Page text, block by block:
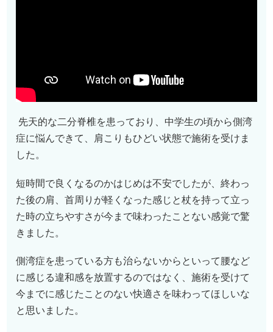
先天的な二分脊椎を患っており、中学生の頃から側湾
症に悩んできて、肩こりもひどい状態で施術を受けま
した。
短時間で良くなるのかはじめは不安でしたが、終わっ
た後の肩、首周りが軽くなった感じと杖を持って立っ
た時の立ちやすさが今まで味わったことない感覚で驚
きました。
側湾症を患っている方も治らないからといって腰など
に感じる違和感を放置するのではなく、施術を受けて
今までに感じたことのない快適さを味わってほしいな
と思いました。